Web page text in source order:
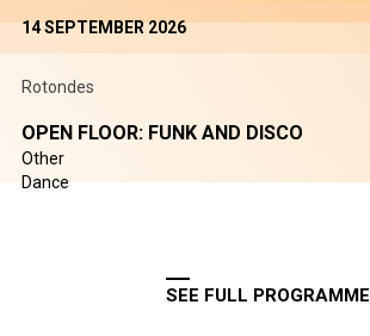
14 SEPTEMBER 2026
Rotondes
OPEN FLOOR: FUNK AND DISCO
Other
Dance
SEE FULL PROGRAMME